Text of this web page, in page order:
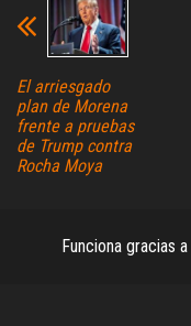
El arriesgado
plan de Morena
frente a pruebas
de Trump contra
Rocha Moya
Funciona gracias a